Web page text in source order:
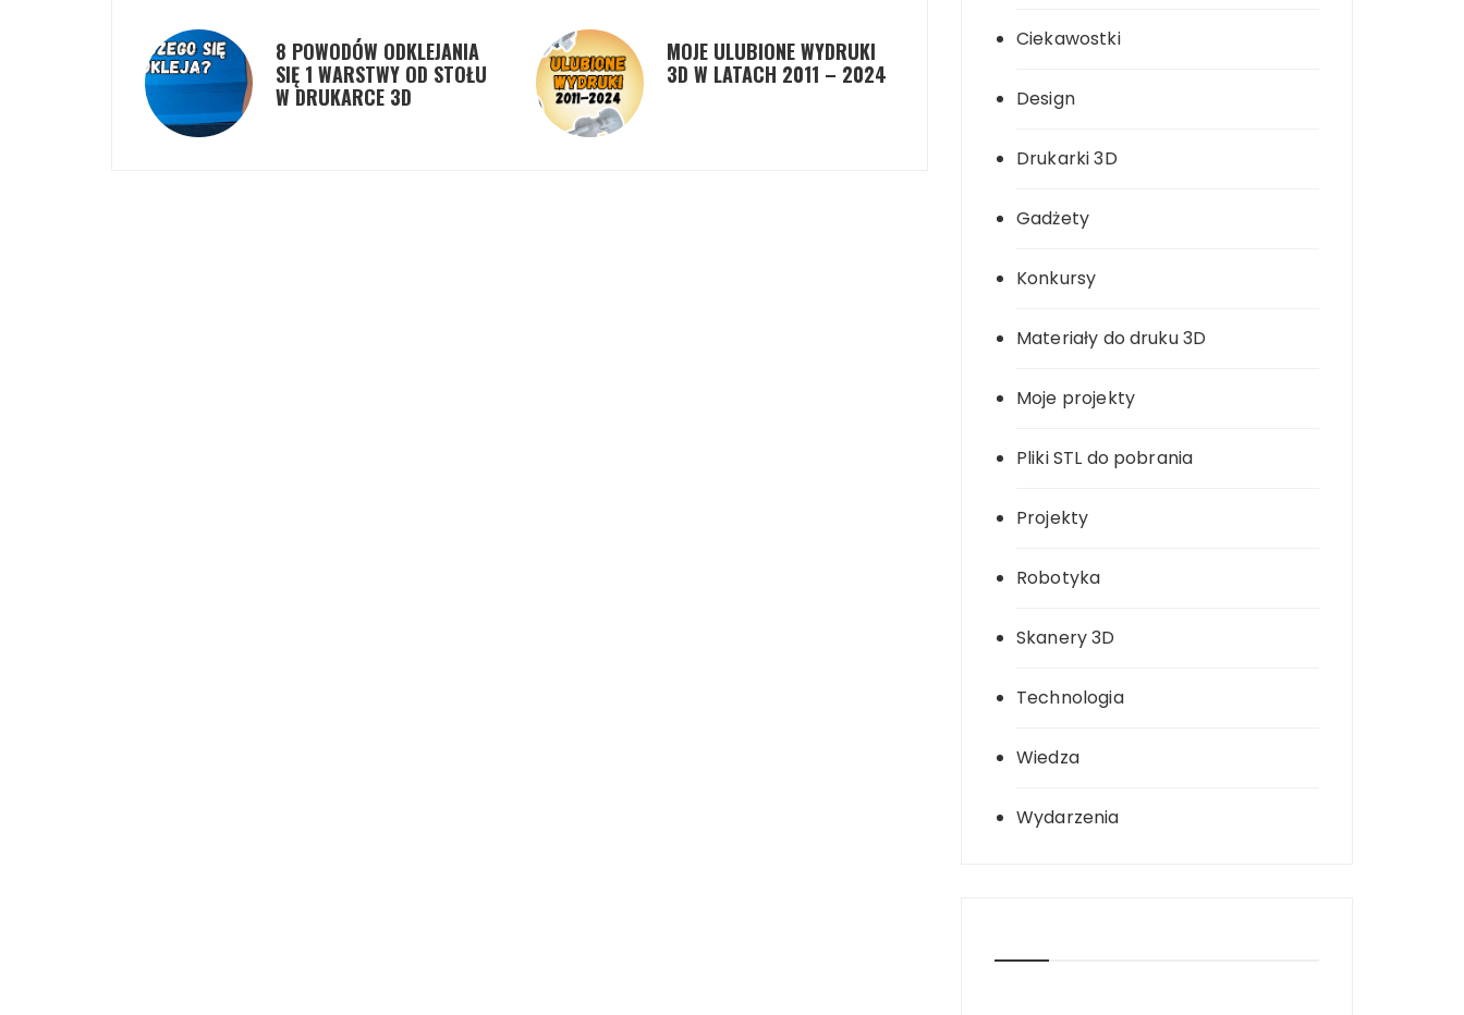
8 POWODÓW ODKLEJANIA
SIĘ 1 WARSTWY OD STOŁU
W DRUKARCE 3D
MOJE ULUBIONE WYDRUKI
3D W LATACH 2011 – 2024
Ciekawostki
Design
Drukarki 3D
Gadżety
Konkursy
Materiały do druku 3D
Moje projekty
Pliki STL do pobrania
Projekty
Robotyka
Skanery 3D
Technologia
Wiedza
Wydarzenia